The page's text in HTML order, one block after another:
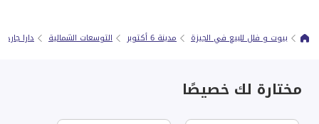
بيوت و فلل للبيع في الجيزة مدينة 6 أكتوبر التوسعات الشمالية دارا جاردنز
مختارة لك خصيصًا